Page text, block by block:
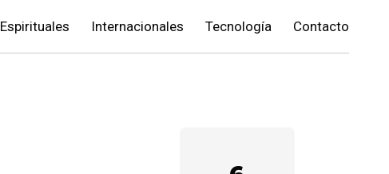
Espirituales Internacionales Tecnología Contacto